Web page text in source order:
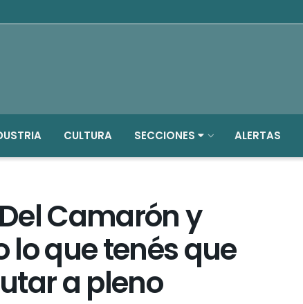
CULTURA SECCIONES ALERTAS
Camarón y
lo que tenés que
a pleno